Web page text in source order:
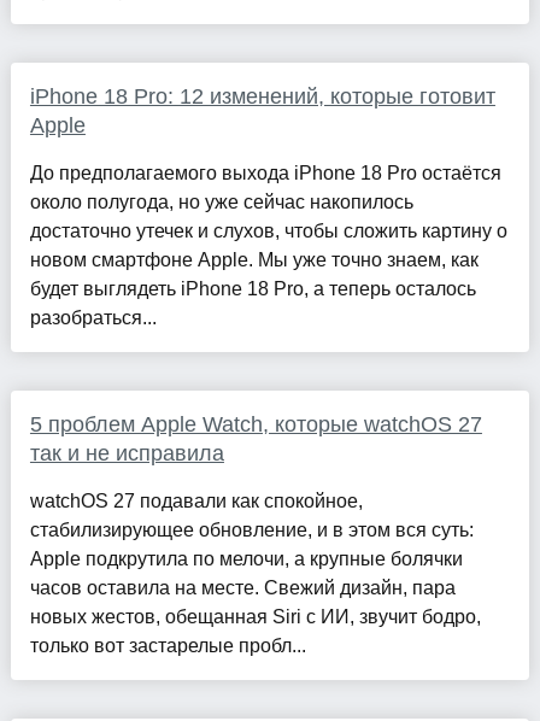
iPhone 18 Pro: 12 изменений, которые готовит
Apple
До предполагаемого выхода iPhone 18 Pro остаётся
около полугода, но уже сейчас накопилось
достаточно утечек и слухов, чтобы сложить картину о
новом смартфоне Apple. Мы уже точно знаем, как
будет выглядеть iPhone 18 Pro, а теперь осталось
разобраться...
5 проблем Apple Watch, которые watchOS 27
так и не исправила
watchOS 27 подавали как спокойное,
стабилизирующее обновление, и в этом вся суть:
Apple подкрутила по мелочи, а крупные болячки
часов оставила на месте. Свежий дизайн, пара
новых жестов, обещанная Siri с ИИ, звучит бодро,
только вот застарелые пробл...